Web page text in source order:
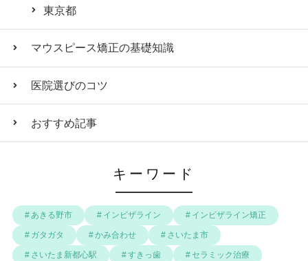
東京都
マウスピース矯正の基礎知識
医院選びのコツ
おすすめ記事
キーワード
あきる野市 インビザライン インビザライン矯正
ガタガタ かみ合わせ さいたま市
さいたま新都心駅 すきっ歯 セラミック治療